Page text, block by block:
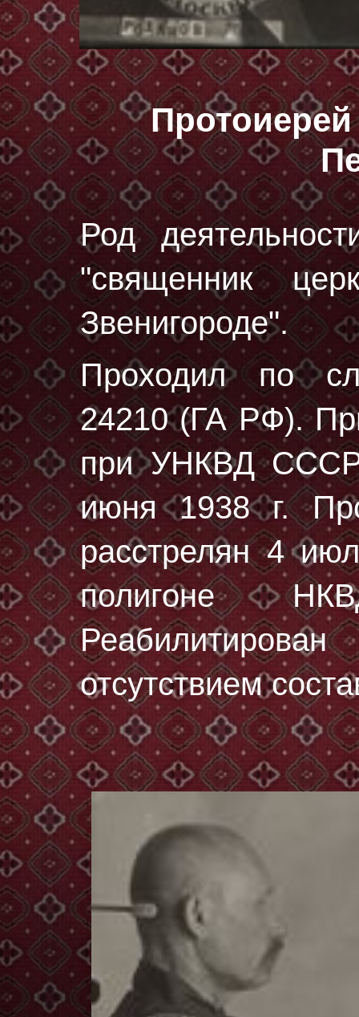
Род
"священник
Звенигороде".
Проходил по
24210 (ГА РФ).
при УНКВД СССР
июня 1938 г.
расстрелян4
полигоне
отсутствием